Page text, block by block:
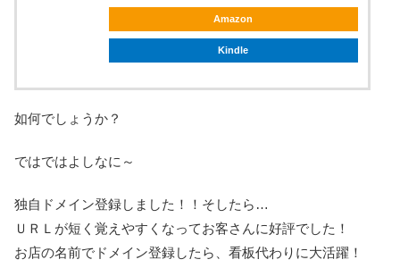
Amazon
Kindle
如何でしょうか？
ではではよしなに～
独自ドメイン登録しました！！そしたら…
ＵＲＬが短く覚えやすくなってお客さんに好評でした！
お店の名前でドメイン登録したら、看板代わりに大活躍！